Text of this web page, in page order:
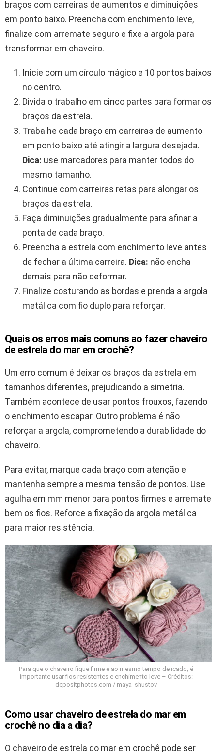
braços com carreiras de aumentos e diminuições
em ponto baixo. Preencha com enchimento leve,
finalize com arremate seguro e fixe a argola para
transformar em chaveiro.
Inicie com um círculo mágico e 10 pontos baixos
no centro.
Divida o trabalho em cinco partes para formar os
braços da estrela.
Trabalhe cada braço em carreiras de aumento
em ponto baixo até atingir a largura desejada.
Dica: use marcadores para manter todos do
mesmo tamanho.
Continue com carreiras retas para alongar os
braços da estrela.
Faça diminuições gradualmente para afinar a
ponta de cada braço.
Preencha a estrela com enchimento leve antes
de fechar a última carreira. Dica: não encha
demais para não deformar.
Finalize costurando as bordas e prenda a argola
metálica com fio duplo para reforçar.
Quais os erros mais comuns ao fazer chaveiro
de estrela do mar em crochê?
Um erro comum é deixar os braços da estrela em
tamanhos diferentes, prejudicando a simetria.
Também acontece de usar pontos frouxos, fazendo
o enchimento escapar. Outro problema é não
reforçar a argola, comprometendo a durabilidade do
chaveiro.
Para evitar, marque cada braço com atenção e
mantenha sempre a mesma tensão de pontos. Use
agulha em mm menor para pontos firmes e arremate
bem os fios. Reforce a fixação da argola metálica
para maior resistência.
Para que o chaveiro fique firme e ao mesmo tempo delicado, é
importante usar fios resistentes e enchimento leve – Créditos:
depositphotos.com / maya_shustov
Como usar chaveiro de estrela do mar em
crochê no dia a dia?
O chaveiro de estrela do mar em crochê pode ser